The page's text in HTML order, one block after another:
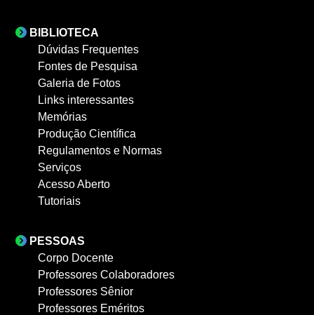
BIBLIOTECA
Dúvidas Frequentes
Fontes de Pesquisa
Galeria de Fotos
Links interessantes
Memórias
Produção Científica
Regulamentos e Normas
Serviços
Acesso Aberto
Tutoriais
PESSOAS
Corpo Docente
Professores Colaboradores
Professores Sênior
Professores Eméritos